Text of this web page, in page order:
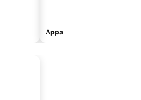
Appart’hôtel